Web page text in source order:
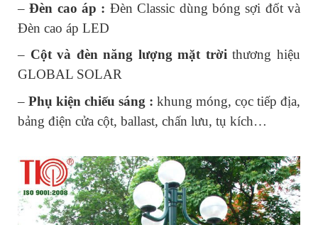
– Đèn cao áp : Đèn Classic dùng bóng sợi đốt và
Đèn cao áp LED
– Cột và đèn năng lượng mặt trời thương hiệu
GLOBAL SOLAR
– Phụ kiện chiếu sáng : khung móng, cọc tiếp địa,
bảng điện cửa cột, ballast, chấn lưu, tụ kích…